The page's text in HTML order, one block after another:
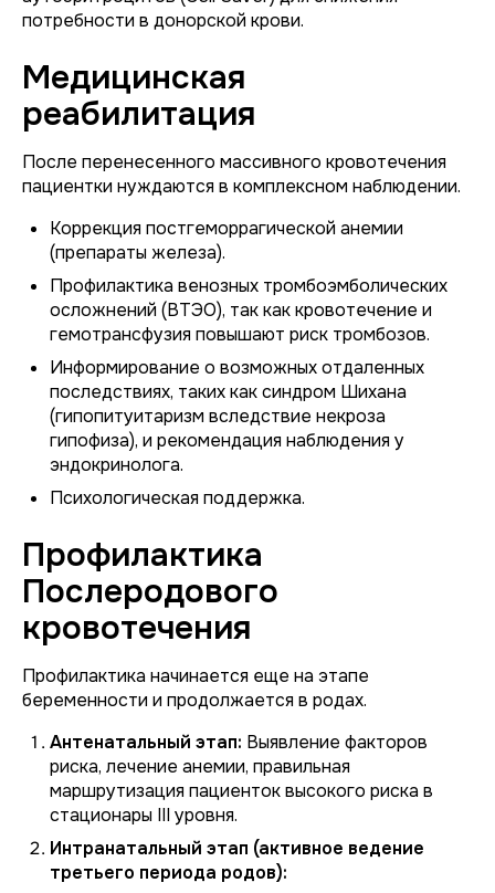
потребности в донорской крови.
Медицинская
реабилитация
После перенесенного массивного кровотечения
пациентки нуждаются в комплексном наблюдении.
Коррекция постгеморрагической анемии
(препараты железа).
Профилактика венозных тромбоэмболических
осложнений (ВТЭО), так как кровотечение и
гемотрансфузия повышают риск тромбозов.
Информирование о возможных отдаленных
последствиях, таких как синдром Шихана
(гипопитуитаризм вследствие некроза
гипофиза), и рекомендация наблюдения у
эндокринолога.
Психологическая поддержка.
Профилактика
Послеродового
кровотечения
Профилактика начинается еще на этапе
беременности и продолжается в родах.
Антенатальный этап: Выявление факторов
риска, лечение анемии, правильная
маршрутизация пациенток высокого риска в
стационары III уровня.
Интранатальный этап (активное ведение
третьего периода родов):